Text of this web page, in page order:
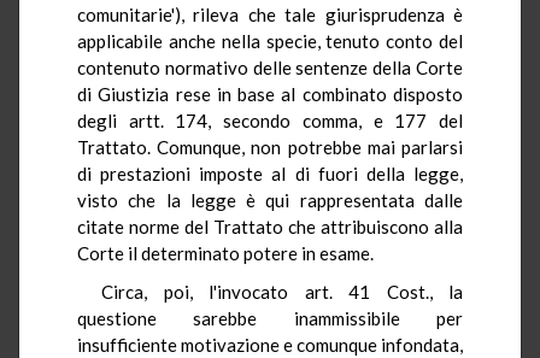
comunitarie'), rileva che tale giurisprudenza è
applicabile anche nella specie, tenuto conto del
contenuto normativo delle sentenze della Corte
di Giustizia rese in base al combinato disposto
degli artt. 174, secondo comma, e 177 del
Trattato. Comunque, non potrebbe mai parlarsi
di prestazioni imposte al di fuori della legge,
visto che la legge è qui rappresentata dalle
citate norme del Trattato che attribuiscono alla
Corte il determinato potere in esame.
Circa, poi, l'invocato art. 41 Cost., la
questione sarebbe inammissibile per
insufficiente motivazione e comunque infondata,